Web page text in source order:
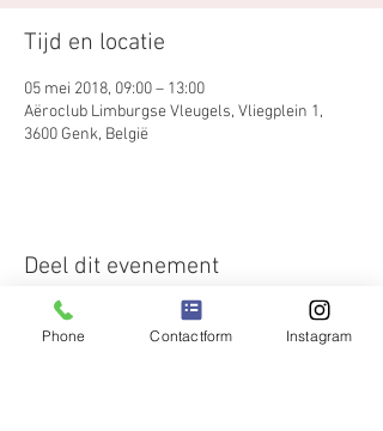
Tijd en locatie
05 mei 2018, 09:00 – 13:00
Aëroclub Limburgse Vleugels, Vliegplein 1,
3600 Genk, België
Deel dit evenement
Phone Contactform Instagram